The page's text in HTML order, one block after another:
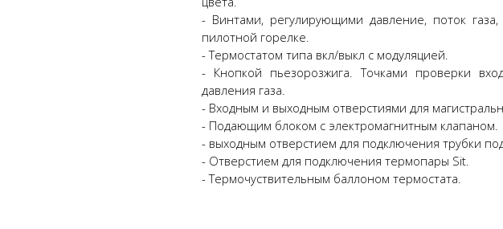
- Винтами, регулирующими давление, поток
пилотной горелке.
- Термостатом типа вкл/выкл с модуляцией.
- Кнопкой пьезорозжига. Точками проверки
давления газа.
- Входным и выходным отверстиями для
- Подающим блоком с электромагнитным клапаном.
- выходным отверстием для подключения трубки
- Отверстием для подключения термопары Sit.
- Термочуствительным баллоном термостата.